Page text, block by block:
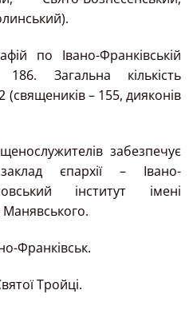
по Івано-Франківській
Загальна кількість
(священиків – 155, дияконів
забезпечує
єпархії – Івано-
інститут імені
Франківськ.
Тройці.